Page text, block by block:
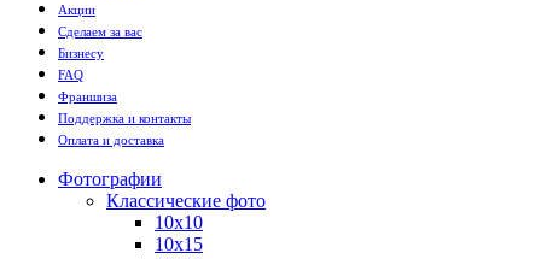
Акции
Сделаем за вас
Бизнесу
FAQ
Франшиза
Поддержка и контакты
Оплата и доставка
Фотографии
Классические фото
10х10
10х15